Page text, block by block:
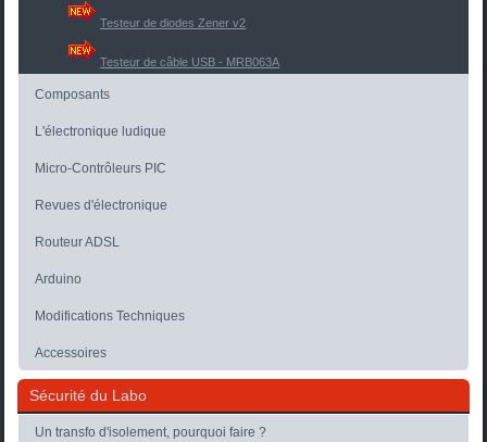
Testeur de diodes Zener v2
Testeur de câble USB - MRB063A
Composants
L'électronique ludique
Micro-Contrôleurs PIC
Revues d'électronique
Routeur ADSL
Arduino
Modifications Techniques
Accessoires
Sécurité du Labo
Un transfo d'isolement, pourquoi faire ?